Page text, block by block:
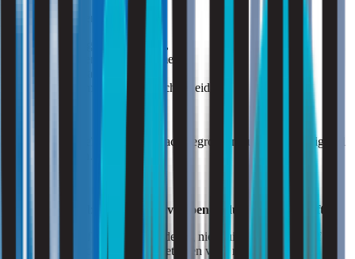
aanpassingen in ventilatie,
wijzigingen in waterstromen,
hogere temperatuur of vochtigheid.
Deze factoren beïnvloeden de bacteriegroei en dus de aanwezigheid
Wanneer risicobeoordeling onvoldoende duidelijkheid geeft
Als een RI&E of scenariobeoordeling niet duidelijk laat zien of
werknemers risico lopen, zijn metingen vaak nodig om deze